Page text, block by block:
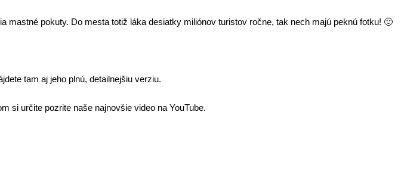
pokuty. Do mesta totiž láka desiatky miliónov turistov ročne, tak nech majú peknú fotku! 🙂
tam aj jeho plnú, detailnejšiu verziu.
si určite pozrite naše najnovšie video na YouTube.